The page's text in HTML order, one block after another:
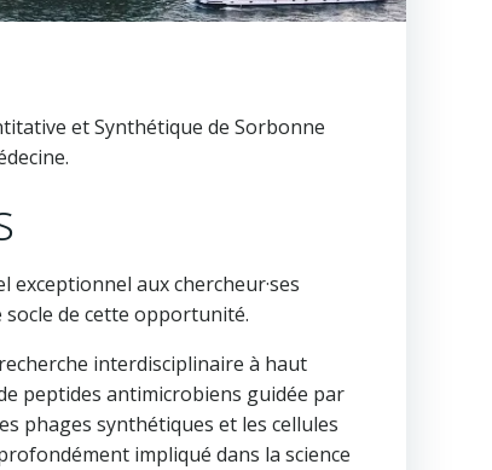
et Synthétique de Sorbonne
aux chercheur·ses
de cette opportunité.
interdisciplinaire à haut
peptides antimicrobiens guidée par
phages synthétiques et les cellules
impliqué dans la science